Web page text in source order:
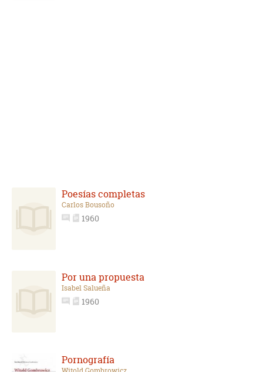
Poesías completas
Carlos Bousoño
1960
Por una propuesta
Isabel Salueña
1960
Pornografía